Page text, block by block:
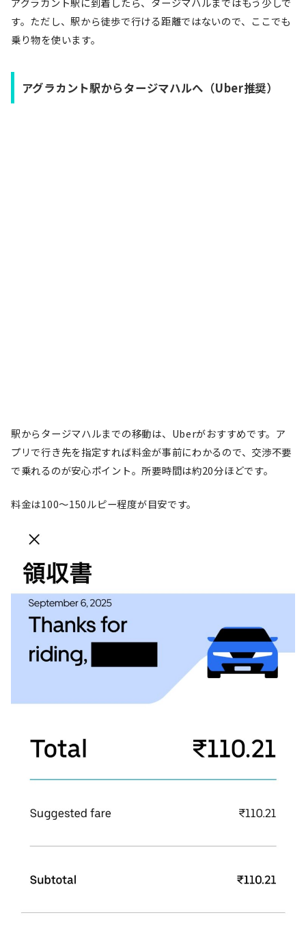
す。ただし、駅から徒歩で行ける距離ではないので、ここでも
乗り物を使います。
アグラカント駅からタージマハルへ（Uber推奨）
駅からタージマハルまでの移動は、Uberがおすすめです。ア
プリで行き先を指定すれば料金が事前にわかるので、交渉不要
で乗れるのが安心ポイント。所要時間は約20分ほどです。
料金は100〜150ルピー程度が目安です。